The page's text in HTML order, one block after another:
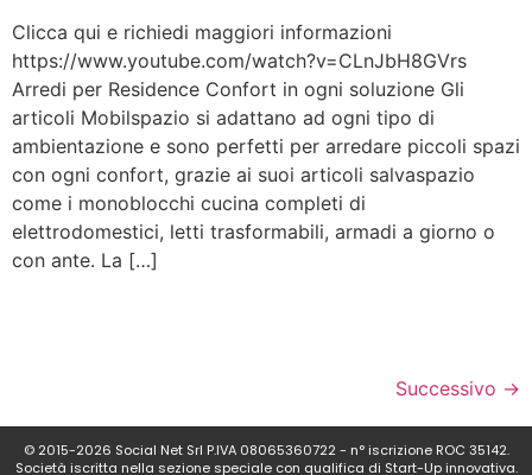
Clicca qui e richiedi maggiori informazioni
https://www.youtube.com/watch?v=CLnJbH8GVrs
Arredi per Residence Confort in ogni soluzione Gli
articoli Mobilspazio si adattano ad ogni tipo di
ambientazione e sono perfetti per arredare piccoli spazi
con ogni confort, grazie ai suoi articoli salvaspazio
come i monoblocchi cucina completi di
elettrodomestici, letti trasformabili, armadi a giorno o
con ante. La […]
Successivo →
© 2015-2026 Social Net Srl P.IVA 08065360722 - n° iscrizione ROC 35142.
Società iscritta nella sezione speciale con qualifica di Start-Up innovativa.